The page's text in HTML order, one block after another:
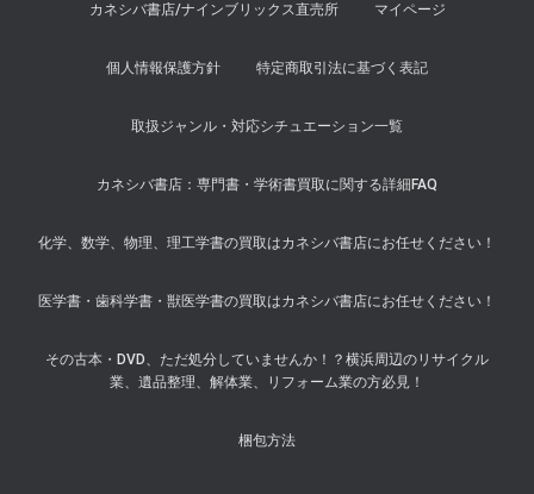
カネシバ書店/ナインブリックス直売所 マイページ
個人情報保護方針 特定商取引法に基づく表記
取扱ジャンル・対応シチュエーション一覧
カネシバ書店：専門書・学術書買取に関する詳細FAQ
化学、数学、物理、理工学書の買取はカネシバ書店にお任せください！
医学書・歯科学書・獣医学書の買取はカネシバ書店にお任せください！
その古本・DVD、ただ処分していませんか！？横浜周辺のリサイクル
業、遺品整理、解体業、リフォーム業の方必見！
梱包方法